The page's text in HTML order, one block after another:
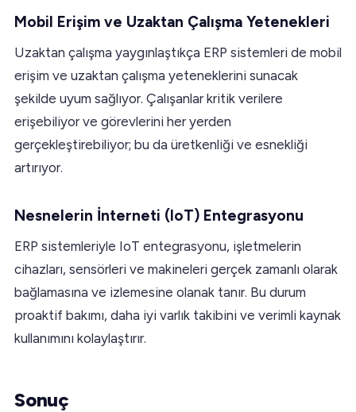
Mobil Erişim ve Uzaktan Çalışma Yetenekleri
Uzaktan çalışma yaygınlaştıkça ERP sistemleri de mobil
erişim ve uzaktan çalışma yeteneklerini sunacak
şekilde uyum sağlıyor. Çalışanlar kritik verilere
erişebiliyor ve görevlerini her yerden
gerçekleştirebiliyor; bu da üretkenliği ve esnekliği
artırıyor.
Nesnelerin İnterneti (IoT) Entegrasyonu
ERP sistemleriyle IoT entegrasyonu, işletmelerin
cihazları, sensörleri ve makineleri gerçek zamanlı olarak
bağlamasına ve izlemesine olanak tanır. Bu durum
proaktif bakımı, daha iyi varlık takibini ve verimli kaynak
kullanımını kolaylaştırır.
Sonuç